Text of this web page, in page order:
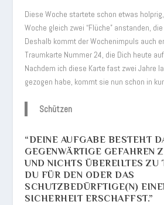
Diese Woche startete schon etwas
Woche gleich zwei “Flüche” anstanden,
Deshalb kommt der Wochenimpuls auch
Traumkarte Nummer 24, die Dich heute
Nachdem ich diese Karte fast zwei Jahre
gezogen habe, kommt sie nun schon in
Schützen
“DEINE AUFGABE BESTEHT
GEGENWÄRTIGE GEFAHREN
UND NICHTS ÜBEREILTES ZU
DU FÜR DEN ODER DAS
SCHUTZBEDÜRFTIGE(N)
SICHERHEIT ERSCHAFFST.”